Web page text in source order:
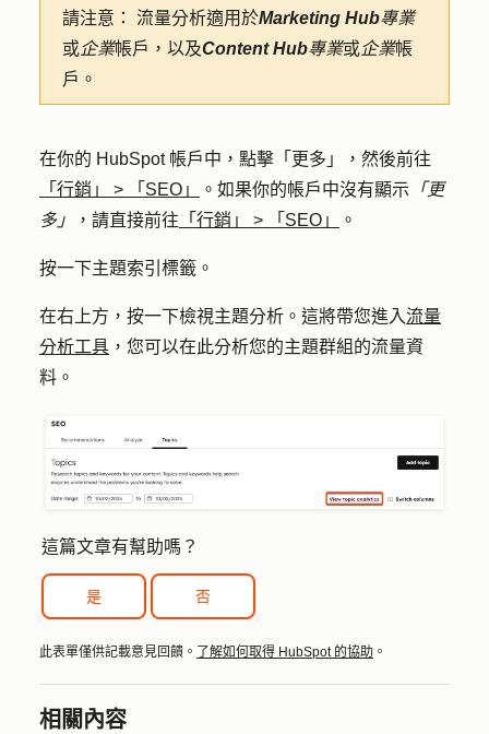
請注意： 流量分析適用於Marketing Hub專業
或企業帳戶，以及Content Hub專業或企業帳
戶。
在你的 HubSpot 帳戶中，點擊 「更多」
，然後前往
「行銷」
> 「SEO」 。如果你的帳戶中沒有顯示 「更
多」
，請直接前往 「行銷」 > 「SEO」 。
按一下主題索引標籤。
在右上方，按一下檢視主題分析 。這將帶您進入流量
分析工具 ，您可以在此分析您的主題群組的流量資
料。
這篇文章有幫助嗎？
是 否
此表單僅供記載意見回饋。 了解如何取得 HubSpot 的協助 。
相關內容